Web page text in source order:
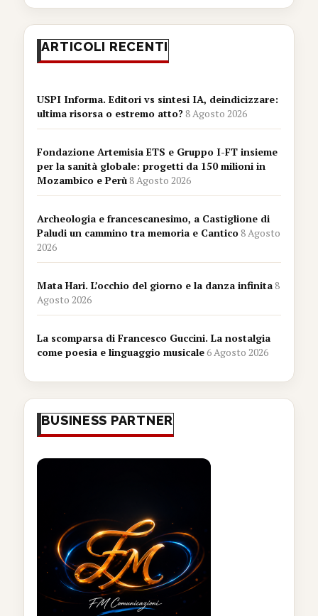
ARTICOLI RECENTI
USPI Informa. Editori vs sintesi IA, deindicizzare:
ultima risorsa o estremo atto?8 Agosto 2026
Fondazione Artemisia ETS e Gruppo I-FT insieme
per la sanità globale: progetti da 150 milioni in
Mozambico e Perù8 Agosto 2026
Archeologia e francescanesimo, a Castiglione di
Paludi un cammino tra memoria e Cantico8 Agosto
2026
Mata Hari. L’occhio del giorno e la danza infinita8
Agosto 2026
La scomparsa di Francesco Guccini. La nostalgia
come poesia e linguaggio musicale6 Agosto 2026
BUSINESS PARTNER